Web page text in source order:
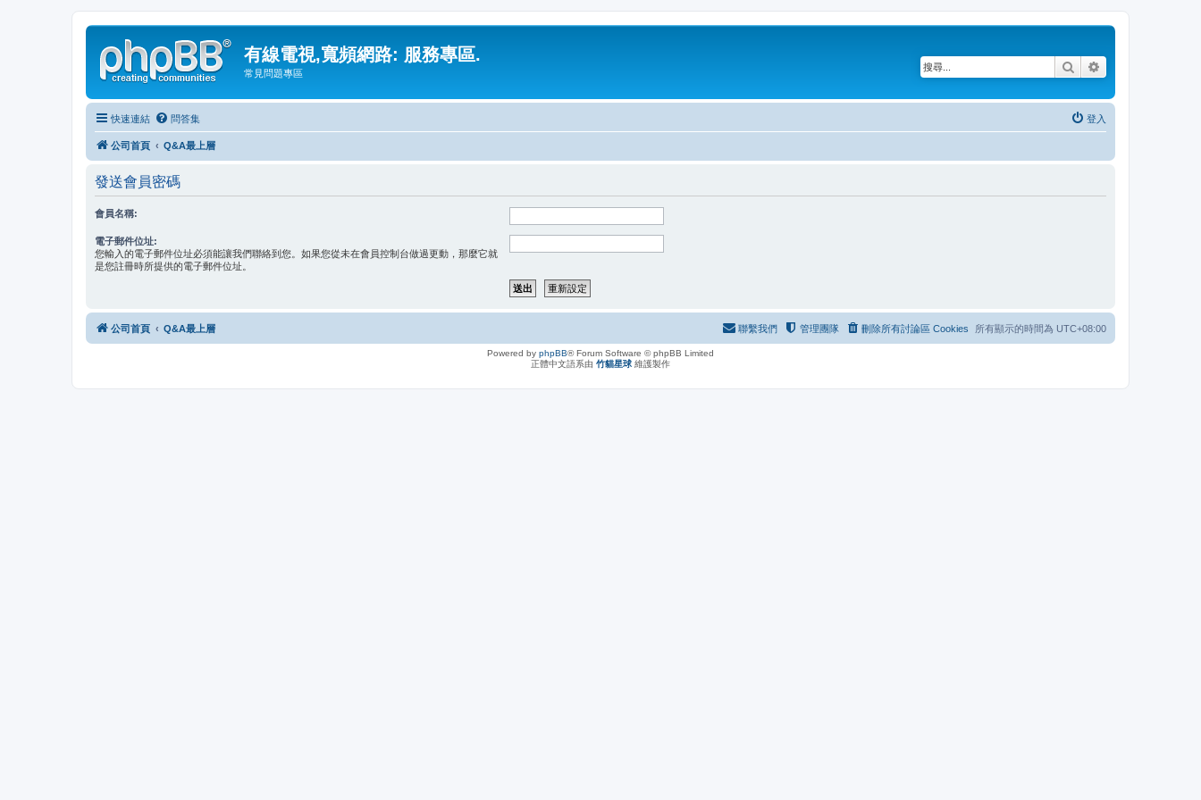
有線電視,寬頻網路: 服務專區.
常見問題專區 搜尋
快速連結 問答集 登入
公司首頁 Q&A最上層
發送會員密碼
會員名稱:
電子郵件位址:
您輸入的電子郵件位址必須能讓我們聯絡到您。如果您從未在會員控制台做過更動，那麼它就
是您註冊時所提供的電子郵件位址。
公司首頁 Q&A最上層 所有顯示的時間為 UTC+08:00
刪除所有討論區 Cookies
管理團隊
聯繫我們
Powered by phpBB® Forum Software © phpBB Limited
正體中文語系由 竹貓星球 維護製作